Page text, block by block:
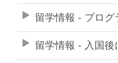
留学情報 - プロ
留学情報 - 入国